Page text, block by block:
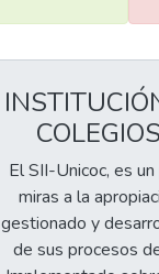
El SII-Unicoc, es
miras a la
gestionado y
de sus procesos